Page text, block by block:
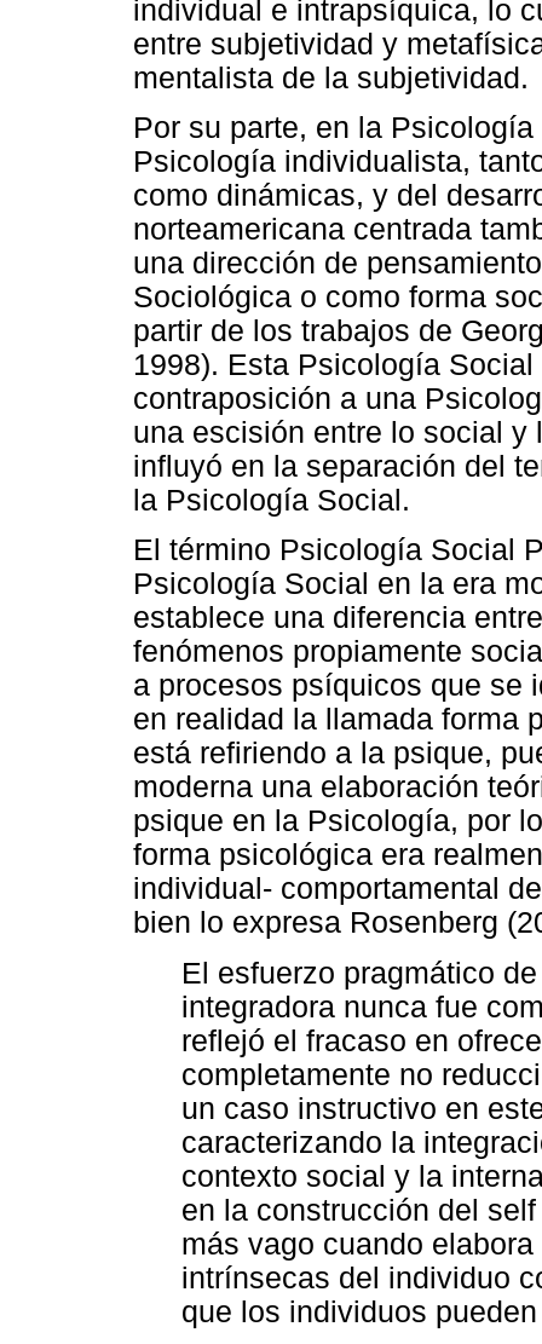
individual e intrapsíquica, lo
entre subjetividad y
mentalista de la subjetividad.
Por su parte, en la
Psicología individualista,
como dinámicas, y del
norteamericana centrada
una dirección de
Sociológica o como forma
partir de los trabajos de
1998). Esta Psicología
contraposición a una
una escisión entre lo social
influyó en la separación del
la Psicología Social.
El término Psicología Social
Psicología Social en la era
establece una diferencia
fenómenos propiamente
a procesos psíquicos que se
en realidad la llamada forma
está refiriendo a la psique,
moderna una elaboración
psique en la Psicología, por
forma psicológica era
individual- comportamental
bien lo expresa Rosenberg
El esfuerzo pragmático
integradora nunca fue
reflejó el fracaso en
completamente no
un caso instructivo en
caracterizando la
contexto social y la
en la construcción del
más vago cuando
intrínsecas del individuo
que los individuos